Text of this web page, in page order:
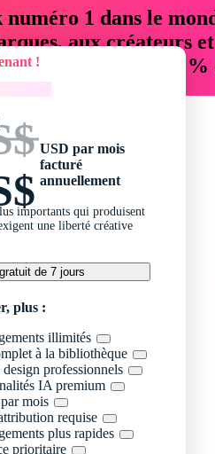
1 dans le
aux créateurs
jusqu'à 76 %
!
USD par mois
facturé
annuellement
importants qui produisent
une liberté créative
de 7 jours
plus :
illimités
à la bibliothèque
professionnels
IA premium
mois
requise
plus rapides
prioritaire